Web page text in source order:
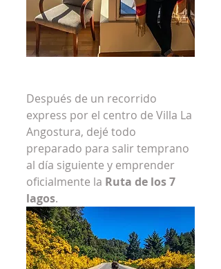
Después de un recorrido
express por el centro de Villa La
Angostura, dejé todo
preparado para salir temprano
al día siguiente y emprender
oficialmente la Ruta de los 7
lagos.